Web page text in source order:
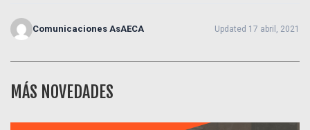
Comunicaciones AsAECA Updated 17 abril, 2021
MÁS NOVEDADES